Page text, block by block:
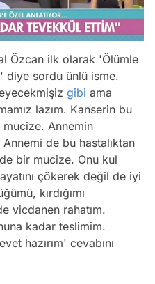
Özcan ilk olarak 'Ölümle
diye sordu ünlü isme.
gibi ama
lazım. Kanserin bu
Annemin
Annemi de bu hastalıktan
de bir mucize. Onu kul
çökerek değil de iyi
kırdığımı
vicdanen rahatım.
kadar teslimim.
hazırım' cevabını